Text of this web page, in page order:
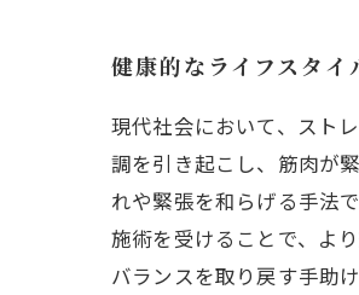
健康的なライフスタ
現代社会において、スト
調を引き起こし、筋肉が
れや緊張を和らげる手法
施術を受けることで、よ
バランスを取り戻す手助